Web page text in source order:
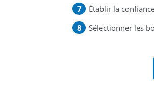
Établir la
Sélectionner les